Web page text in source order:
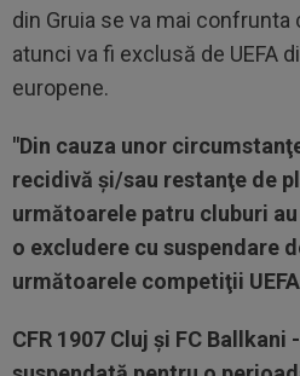
din Gruia se va mai
atunci va fi exclusă de UEFA
europene.
"Din cauza unor
recidivă şi/sau restanţe de
următoarele patru cluburi
o excludere cu suspendare
următoarele competiţii
CFR 1907 Cluj şi FC